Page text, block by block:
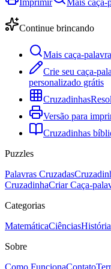
Continue brincando
Mais caça-
Crie seu caça-
personalizado grátis
Cruzadinhas
Versão para
Cruzadinhas
Puzzles
Palavras Cruzadas
CruzadinhaCriar Caça-
Categorias
MatemáticaCiênciasHistória
Sobre
Como FuncionaContato